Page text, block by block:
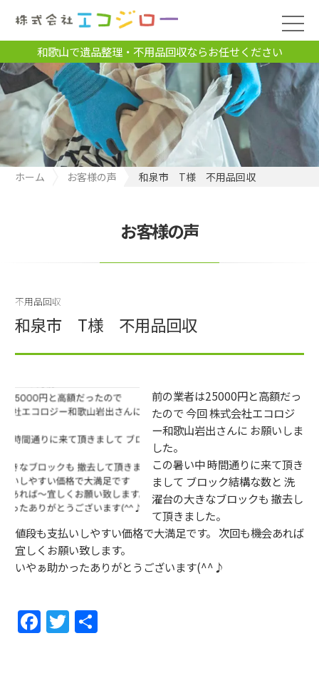
和歌山で遺品整理・不用品回収ならお任せください
ホーム お客様の声 和泉市 T様 不用品回収
お客様の声
不用品回収
和泉市 T様 不用品回収
前の業者は25000円と高額だっ
たので 今回 株式会社エコロジ
ー和歌山岩出さんに お願いしま
した。
この暑い中 時間通りに来て頂き
まして ブロック結構な数と 洗
濯台の大きなブロックも 撤去し
て頂きました。
値段も支払いしやすい価格で大満足です。 次回も機会あれば
宜しくお願い致します。
いやぁ助かったありがとうございます(^^♪
F T